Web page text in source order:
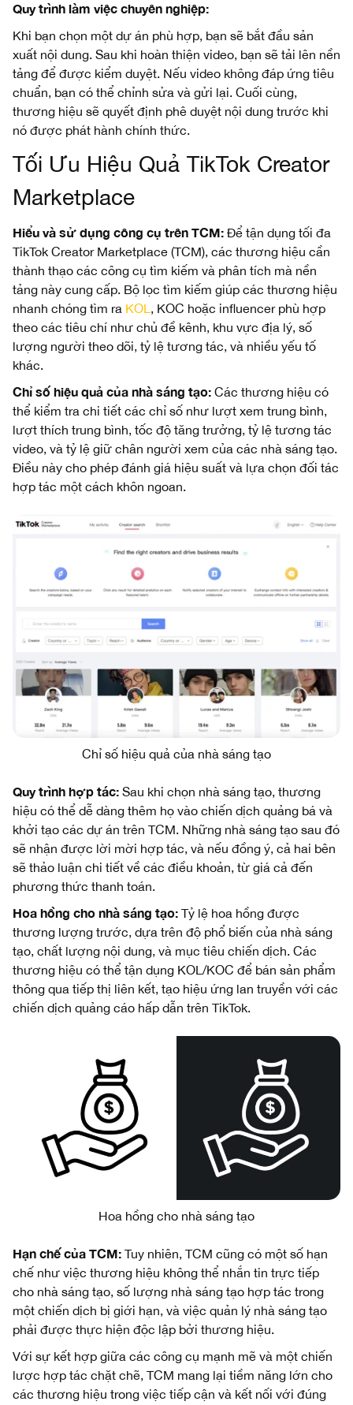
Quy trình làm việc chuyên nghiệp:
Khi bạn chọn một dự án phù hợp, bạn sẽ bắt đầu sản
xuất nội dung. Sau khi hoàn thiện video, bạn sẽ tải lên nền
tảng để được kiểm duyệt. Nếu video không đáp ứng tiêu
chuẩn, bạn có thể chỉnh sửa và gửi lại. Cuối cùng,
thương hiệu sẽ quyết định phê duyệt nội dung trước khi
nó được phát hành chính thức.
Tối Ưu Hiệu Quả TikTok Creator
Marketplace
Hiểu và sử dụng công cụ trên TCM: Để tận dụng tối đa
TikTok Creator Marketplace (TCM), các thương hiệu cần
thành thạo các công cụ tìm kiếm và phân tích mà nền
tảng này cung cấp. Bộ lọc tìm kiếm giúp các thương hiệu
nhanh chóng tìm ra KOL , KOC hoặc influencer phù hợp
theo các tiêu chí như chủ đề kênh, khu vực địa lý, số
lượng người theo dõi, tỷ lệ tương tác, và nhiều yếu tố
khác.
Chỉ số hiệu quả của nhà sáng tạo: Các thương hiệu có
thể kiểm tra chi tiết các chỉ số như lượt xem trung bình,
lượt thích trung bình, tốc độ tăng trưởng, tỷ lệ tương tác
video, và tỷ lệ giữ chân người xem của các nhà sáng tạo.
Điều này cho phép đánh giá hiệu suất và lựa chọn đối tác
hợp tác một cách khôn ngoan.
Chỉ số hiệu quả của nhà sáng tạo
Quy trình hợp tác: Sau khi chọn nhà sáng tạo, thương
hiệu có thể dễ dàng thêm họ vào chiến dịch quảng bá và
khởi tạo các dự án trên TCM. Những nhà sáng tạo sau đó
sẽ nhận được lời mời hợp tác, và nếu đồng ý, cả hai bên
sẽ thảo luận chi tiết về các điều khoản, từ giá cả đến
phương thức thanh toán.
Hoa hồng cho nhà sáng tạo: Tỷ lệ hoa hồng được
thương lượng trước, dựa trên độ phổ biến của nhà sáng
tạo, chất lượng nội dung, và mục tiêu chiến dịch. Các
thương hiệu có thể tận dụng KOL/KOC để bán sản phẩm
thông qua tiếp thị liên kết, tạo hiệu ứng lan truyền với các
chiến dịch quảng cáo hấp dẫn trên TikTok.
Hoa hồng cho nhà sáng tạo
Hạn chế của TCM: Tuy nhiên, TCM cũng có một số hạn
chế như việc thương hiệu không thể nhắn tin trực tiếp
cho nhà sáng tạo, số lượng nhà sáng tạo hợp tác trong
một chiến dịch bị giới hạn, và việc quản lý nhà sáng tạo
phải được thực hiện độc lập bởi thương hiệu.
Với sự kết hợp giữa các công cụ mạnh mẽ và một chiến
lược hợp tác chặt chẽ, TCM mang lại tiềm năng lớn cho
các thương hiệu trong việc tiếp cận và kết nối với đúng